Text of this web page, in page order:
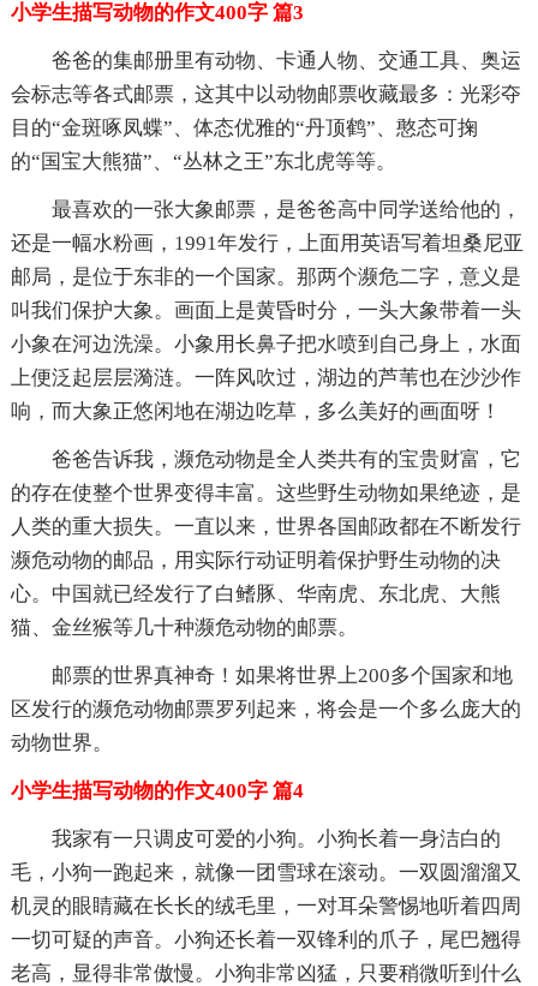
小学生描写动物的作文400字 篇3
爸爸的集邮册里有动物、卡通人物、交通工具、奥运
会标志等各式邮票，这其中以动物邮票收藏最多：光彩夺
目的“金斑啄凤蝶”、体态优雅的“丹顶鹤”、憨态可掬
的“国宝大熊猫”、“丛林之王”东北虎等等。
最喜欢的一张大象邮票，是爸爸高中同学送给他的，
还是一幅水粉画，1991年发行，上面用英语写着坦桑尼亚
邮局，是位于东非的一个国家。那两个濒危二字，意义是
叫我们保护大象。画面上是黄昏时分，一头大象带着一头
小象在河边洗澡。小象用长鼻子把水喷到自己身上，水面
上便泛起层层漪涟。一阵风吹过，湖边的芦苇也在沙沙作
响，而大象正悠闲地在湖边吃草，多么美好的画面呀！
爸爸告诉我，濒危动物是全人类共有的宝贵财富，它
的存在使整个世界变得丰富。这些野生动物如果绝迹，是
人类的重大损失。一直以来，世界各国邮政都在不断发行
濒危动物的邮品，用实际行动证明着保护野生动物的决
心。中国就已经发行了白鳍豚、华南虎、东北虎、大熊
猫、金丝猴等几十种濒危动物的邮票。
邮票的世界真神奇！如果将世界上200多个国家和地
区发行的濒危动物邮票罗列起来，将会是一个多么庞大的
动物世界。
小学生描写动物的作文400字 篇4
我家有一只调皮可爱的小狗。小狗长着一身洁白的
毛，小狗一跑起来，就像一团雪球在滚动。一双圆溜溜又
机灵的眼睛藏在长长的绒毛里，一对耳朵警惕地听着四周
一切可疑的声音。小狗还长着一双锋利的爪子，尾巴翘得
老高，显得非常傲慢。小狗非常凶猛，只要稍微听到什么